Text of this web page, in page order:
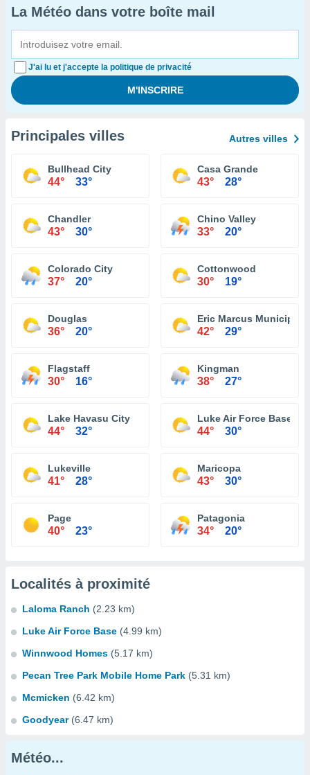
La Météo dans votre boîte mail
J'ai lu et j'accepte la politique de privacité
Principales villes Autres villes
Bullhead City
44° 33°
Casa Grande
43° 28°
Chandler
43° 30°
Chino Valley
33° 20°
Colorado City
37° 20°
Cottonwood
30° 19°
Douglas
36° 20°
Eric Marcus Municipal
42° 29°
Flagstaff
30° 16°
Kingman
38° 27°
Lake Havasu City
44° 32°
Luke Air Force Base
44° 30°
Lukeville
41° 28°
Maricopa
43° 30°
Page
40° 23°
Patagonia
34° 20°
Localités à proximité
Laloma Ranch (2.23 km)
Luke Air Force Base (4.99 km)
Winnwood Homes (5.17 km)
Pecan Tree Park Mobile Home Park (5.31 km)
Mcmicken (6.42 km)
Goodyear (6.47 km)
Météo...